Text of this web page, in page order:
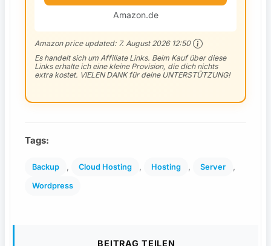
Amazon.de
Amazon price updated: 7. August 2026 12:50
Es handelt sich um Affiliate Links. Beim Kauf über diese
Links erhalte ich eine kleine Provision, die dich nichts
extra kostet. VIELEN DANK für deine UNTERSTÜTZUNG!
Tags:
Backup Cloud Hosting Hosting Server
Wordpress
BEITRAG TEILEN